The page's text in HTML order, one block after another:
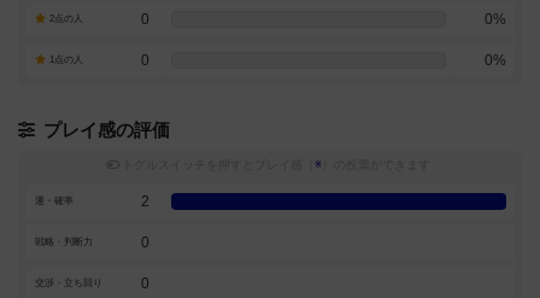
2点の人 0 0%
1点の人 0 0%
プレイ感の評価
※
運・確率 2
戦略・判断力 0
交渉・立ち回り 0